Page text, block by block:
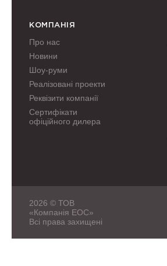
КОМПАНІЯ
Про нас
Новини
Шоу-руми
Реалізовані проекти
Реквізити компанії
Сертифікати
офіційного дилера
2026 © ТОВ
«Компанія ЕОС»
Всі права захищені